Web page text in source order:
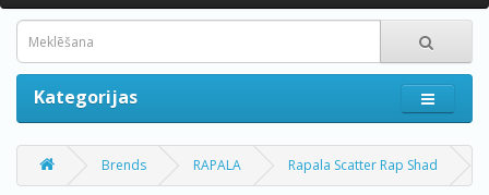
Kategorijas
Brends RAPALA Rapala Scatter Rap Shad